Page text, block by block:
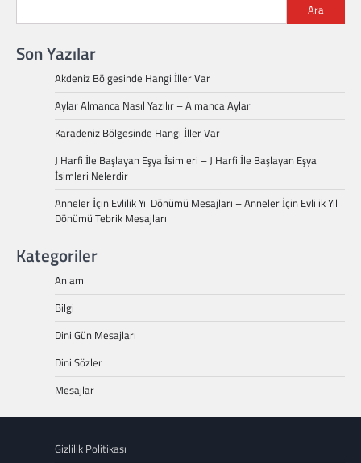
Ara
Son Yazılar
Akdeniz Bölgesinde Hangi İller Var
Aylar Almanca Nasıl Yazılır – Almanca Aylar
Karadeniz Bölgesinde Hangi İller Var
J Harfi İle Başlayan Eşya İsimleri – J Harfi İle Başlayan Eşya
İsimleri Nelerdir
Anneler İçin Evlilik Yıl Dönümü Mesajları – Anneler İçin Evlilik Yıl
Dönümü Tebrik Mesajları
Kategoriler
Anlam
Bilgi
Dini Gün Mesajları
Dini Sözler
Mesajlar
Gizlilik Politikası